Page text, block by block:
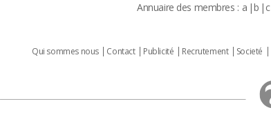
Annuaire des membres : a b c
Qui sommes nous Contact Publicité Recrutement Societé